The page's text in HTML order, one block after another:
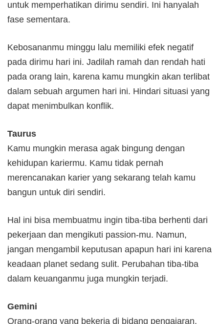
untuk memperhatikan dirimu sendiri. Ini hanyalah
fase sementara.
Kebosananmu minggu lalu memiliki efek negatif
pada dirimu hari ini. Jadilah ramah dan rendah hati
pada orang lain, karena kamu mungkin akan terlibat
dalam sebuah argumen hari ini. Hindari situasi yang
dapat menimbulkan konflik.
Taurus
Kamu mungkin merasa agak bingung dengan
kehidupan kariermu. Kamu tidak pernah
merencanakan karier yang sekarang telah kamu
bangun untuk diri sendiri.
Hal ini bisa membuatmu ingin tiba-tiba berhenti dari
pekerjaan dan mengikuti passion-mu. Namun,
jangan mengambil keputusan apapun hari ini karena
keadaan planet sedang sulit. Perubahan tiba-tiba
dalam keuanganmu juga mungkin terjadi.
Gemini
Orang-orang yang bekerja di bidang pengajaran,